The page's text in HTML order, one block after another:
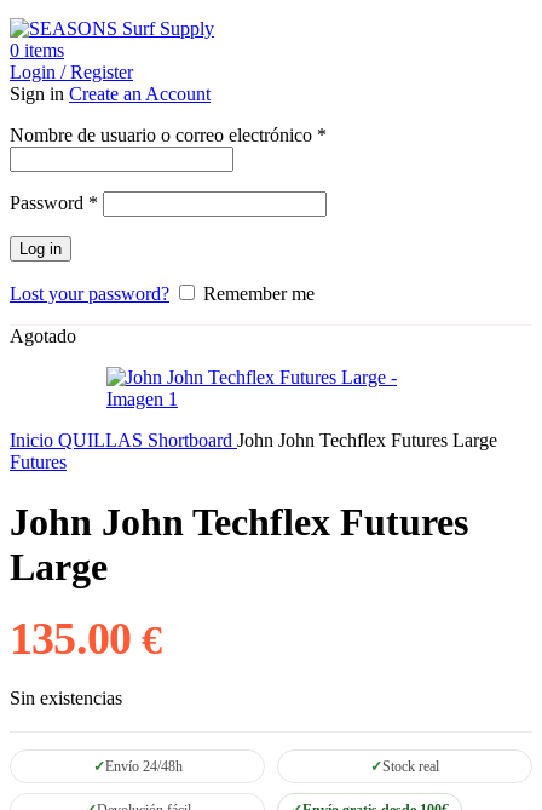
0 items
Login / Register
Sign in Create an Account
Nombre de usuario o correo electrónico *
Password *
Log in
Lost your password? Remember me
Agotado
Inicio QUILLAS Shortboard John John Techflex Futures Large
Futures
John John Techflex Futures
Large
135.00€
Sin existencias
Envío 24/48h Stock real